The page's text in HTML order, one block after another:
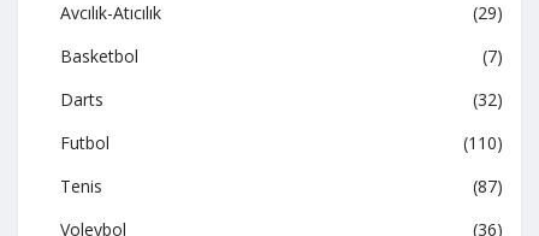
Avcılık-Atıcılık
(29)
Basketbol
(7)
Darts
(32)
Futbol
(110)
Tenis
(87)
Voleybol
(36)